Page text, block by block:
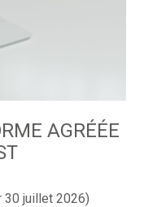
AGRÉÉE
30 juillet 2026)